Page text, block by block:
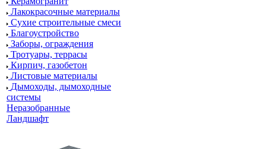
Лакокрасочные материалы
Сухие строительные смеси
Благоустройство
Заборы, ограждения
Тротуары, террасы
Кирпич, газобетон
Листовые материалы
Дымоходы, дымоходные
системы
Неразобранные
Ландшафт